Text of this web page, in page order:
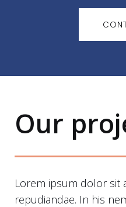
Our
Lorem ipsum dolor sit
repudiandae. In his